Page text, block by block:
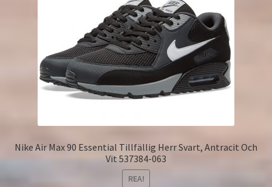
Nike Air Max 90 Essential Tillfällig Herr Svart, Antracit Och
Vit 537384-063
REA!